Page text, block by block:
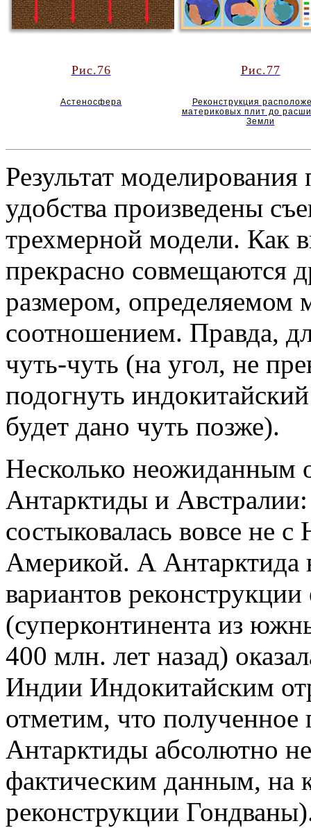
Рис.76
Астеносфера
Рис.77
Реконструкция
материковых плит до
Земли
Результат моделирования
удобства произведены
трехмерной модели. Как
прекрасно совмещаются
размером, определяемом
соотношением. Правда,
чуть-чуть (на угол, не
подогнуть
будет дано чуть позже).
Несколько неожиданным
Антарктиды и
состыковалась вовсе не
Америкой. А Антарктида
вариантов
(суперконтинента из
400 млн. лет назад)
Индии Индокитайским
отметим, что
Антарктиды абсолютно
фактическим данным, на
реконструкции